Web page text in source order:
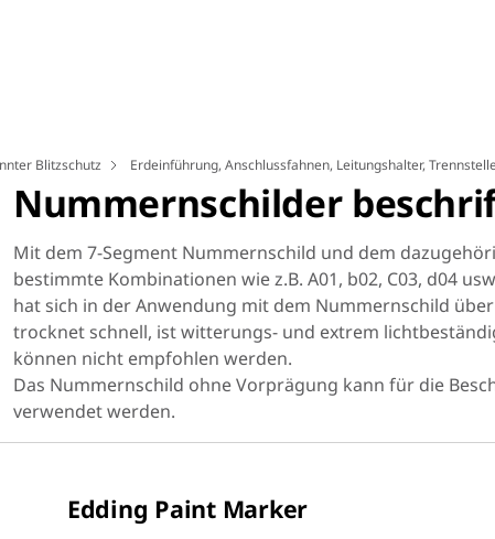
Blitzschutz Erdeinführung, Anschlussfahnen, Leitungshalter,
Nummernschilder
Mit dem 7-Segment Nummernschild und dem
bestimmte Kombinationen wie z.B. A01, b02, C03, d04
hat sich in der Anwendung mit dem Nummernschild
trocknet schnell, ist witterungs- und extrem
können nicht empfohlen werden.
Das Nummernschild ohne Vorprägung kann für die
verwendet werden.
Edding Paint Marker